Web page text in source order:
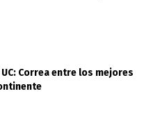
Correa entre los mejores